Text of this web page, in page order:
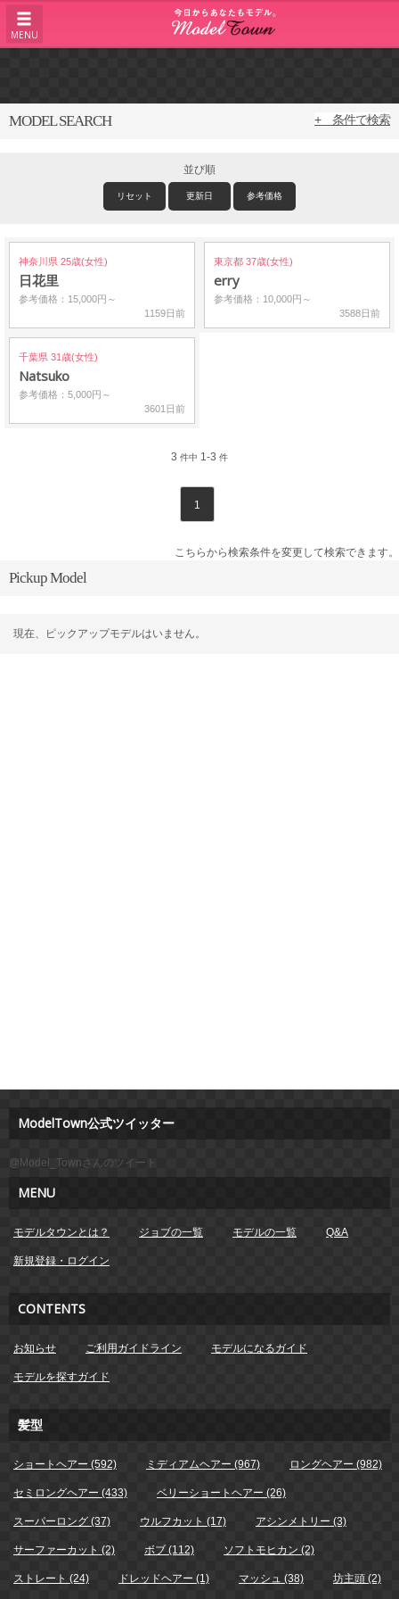
MENU
MODEL SEARCH + 条件で検索
並び順
リセット 更新日 参考価格
神奈川県 25歳(女性)
日花里
参考価格：15,000円～
1159日前
東京都 37歳(女性)
erry
参考価格：10,000円～
3588日前
千葉県 31歳(女性)
Natsuko
参考価格：5,000円～
3601日前
3 件中 1-3 件
1
こちらから検索条件を変更して検索できます。
Pickup Model
現在、ピックアップモデルはいません。
ModelTown公式ツイッター
@Model_Townさんのツイート
MENU
モデルタウンとは？ ジョブの一覧 モデルの一覧 Q&A
新規登録・ログイン
CONTENTS
お知らせ ご利用ガイドライン モデルになるガイド
モデルを探すガイド
髪型
ショートヘアー (592) ミディアムヘアー (967) ロングヘアー (982)
セミロングヘアー (433) ベリーショートヘアー (26)
スーパーロング (37) ウルフカット (17) アシンメトリー (3)
サーファーカット (2) ボブ (112) ソフトモヒカン (2)
ストレート (24) ドレッドヘアー (1) マッシュ (38) 坊主頭 (2)